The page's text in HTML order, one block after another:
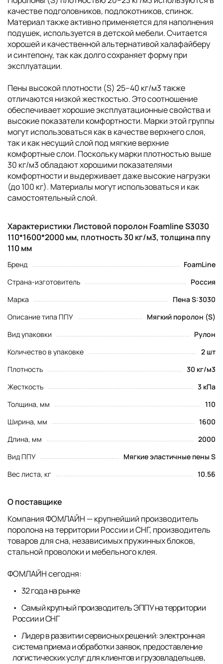
качестве подголовников, подлокотников, спинок.
Материал также активно применяется для наполнения
подушек, используется в детской мебели. Считается
хорошей и качественной альтернативой халафайберу
и синтепону, так как долго сохраняет форму при
эксплуатации.
Пены высокой плотности (S) 25–40 кг/м3 также
отличаются низкой жесткостью. Это соотношение
обеспечивает хорошие эксплуатационные свойства и
высокие показатели комфортности. Марки этой группы
могут использоваться как в качестве верхнего слоя,
так и как несущий слой под мягкие верхние
комфортные слои. Поскольку марки плотностью выше
30 кг/м3 обладают хорошими показателями
комфортности и выдерживает даже высокие нагрузки
(до 100 кг). Материалы могут использоваться и как
самостоятельный слой.
Характеристики Листовой поролон Foamline S3030
110*1600*2000 мм, плотность 30 кг/м3, толщина ппу
110 мм
Бренд
FoamLine
Страна-изготовитель
Россия
Марка
Пена S:3030
Описание типа ППУ
Мягкий поролон (S)
Вид упаковки
Рулон
Количество в упаковке
2 шт
Плотность
30 кг/м3
Жесткость
3 кПа
Толщина, мм
110
Ширина, мм
1600
Длина, мм
2000
Вид ППУ
Мягкие эластичные пены S
Вес листа, кг
10.56
О поставщике
Компания ФОМЛАЙН — крупнейший производитель
поролона на территории России и СНГ, производитель
товаров для сна, независимых пружинных блоков,
стальной проволоки и мебельного клея.
ФОМЛАЙН сегодня:
32 года на рынке
Самый крупный производитель ЭППУ на территории
России и СНГ
Лидер в развитии сервисных решений: электронная
система приема и обработки заявок, предоставление
логистических услуг для клиентов и грузовладельцев,